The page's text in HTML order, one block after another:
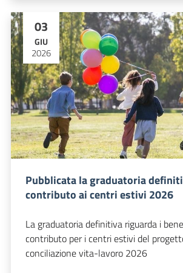
03
GIU
2026
Pubblicata la graduatoria
contributo ai centri estivi 2026
La graduatoria definitiva riguarda i
contributo per i centri estivi del
conciliazione vita-lavoro 2026